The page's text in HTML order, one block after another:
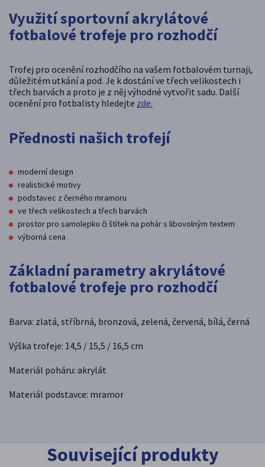
Využití sportovní akrylátové
fotbalové trofeje pro rozhodčí
Trofej pro ocenění rozhodčího na vašem fotbalovém turnaji,
důležitém utkání a pod. Je k dostání ve třech velikostech i
třech barvách a proto je z něj výhodné vytvořit sadu. Další
ocenění pro fotbalisty hledejte zde.
Přednosti našich trofejí
moderní design
realistické motivy
podstavec z černého mramoru
ve třech velikostech a třech barvách
prostor pro samolepku či štítek na pohár s libovolným textem
výborná cena
Základní parametry akrylátové
fotbalové trofeje pro rozhodčí
Barva: zlatá, stříbrná, bronzová, zelená, červená, bílá, černá
Výška trofeje: 14,5 / 15,5 / 16,5 cm
Materiál poháru: akrylát
Materiál podstavce: mramor
Související produkty